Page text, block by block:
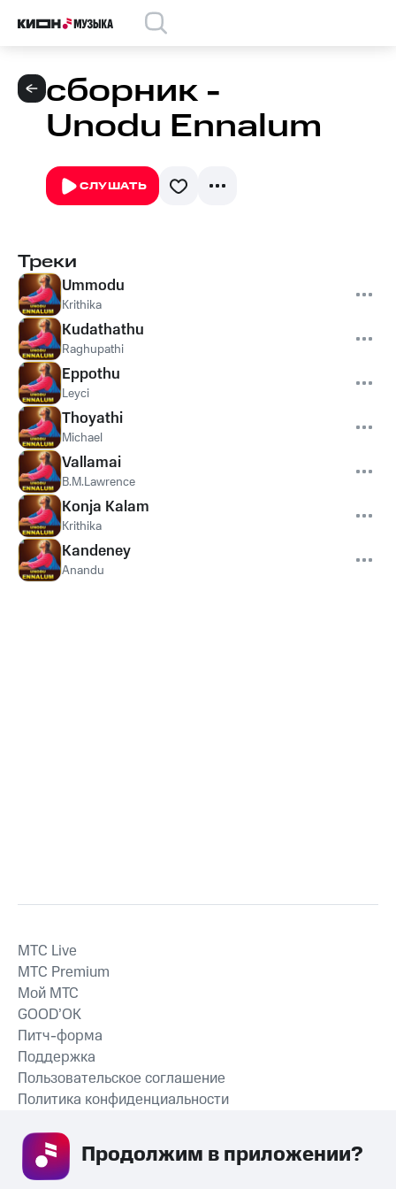
сборник -
Unodu Ennalum
СЛУШАТЬ
Треки
Ummodu
Krithika
Kudathathu
Raghupathi
Eppothu
Leyci
Thoyathi
Michael
Vallamai
B.M.Lawrence
Konja Kalam
Krithika
Kandeney
Anandu
СКАЧАТЬ ПРИЛОЖЕНИЕ
MTС Live
MTС Premium
Мой МТС
GOOD’OK
Питч-форма
Поддержка
Пользовательское соглашение
Политика конфиденциальности